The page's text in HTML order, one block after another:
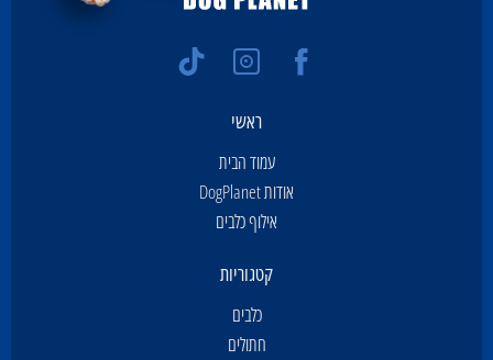
ראשי
עמוד הבית
אודות DogPlanet
אילוף כלבים
קטגוריות
כלבים
חתולים